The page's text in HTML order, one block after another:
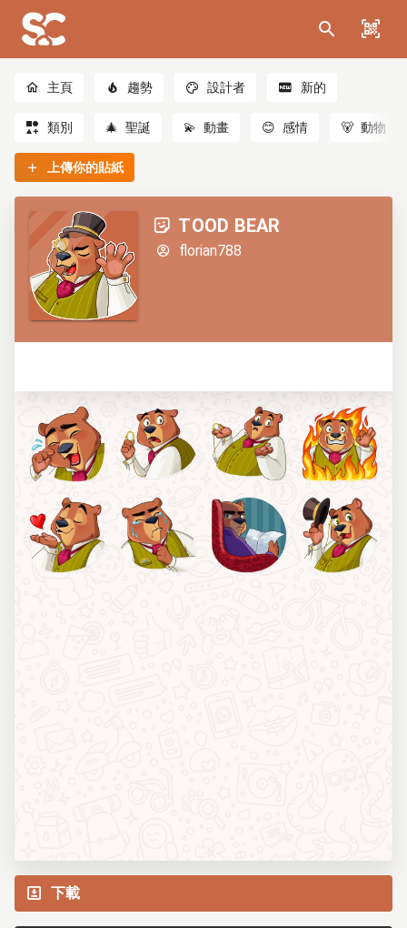
主頁 趨勢 設計者 新的
類別 🎄 聖誕 💫 動畫 😊 感情 🐻 動物
上傳你的貼紙
TOOD BEAR
florian788
下載